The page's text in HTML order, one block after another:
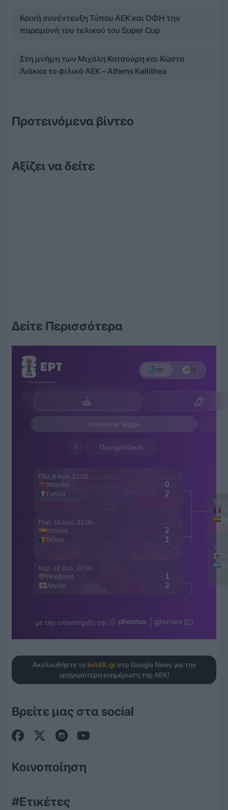
Κοινή συνέντευξη Τύπου ΑΕΚ και ΟΦΗ την
παραμονή του τελικού του Super Cup
Στη μνήμη των Μιχάλη Κατσούρη και Κώστα
Λιάκκα το φιλικό ΑΕΚ – Athens Kallithea
Προτεινόμενα βίντεο
Αξίζει να δείτε
Δείτε Περισσότερα
Ακολουθήστε το inAEK.grστο Google News για την
γρηγορότερη ενημέρωση της ΑΕΚ!
Βρείτε μας στα social
Κοινοποίηση
#Ετικέτες